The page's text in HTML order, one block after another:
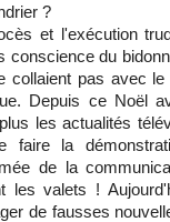
?
et l'exécution
conscience du
collaient pas avec
Depuis ce Noël
les actualités
faire la
de la
les valets !
de fausses